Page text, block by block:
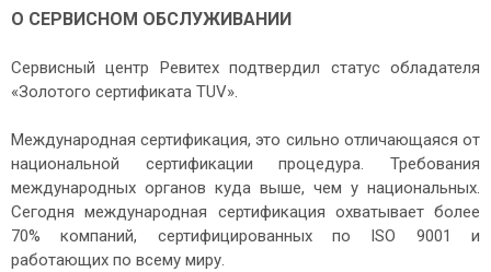
О СЕРВИСНОМ ОБСЛУЖИВАНИИ
Сервисный центр Ревитех подтвердил статус обладателя
«Золотого сертификата TUV».
Международная сертификация, это сильно отличающаяся от
национальной сертификации процедура. Требования
международных органов куда выше, чем у национальных.
Сегодня международная сертификация охватывает более
70% компаний, сертифицированных по ISO 9001 и
работающих по всему миру.